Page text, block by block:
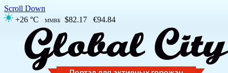
Scroll Down
+26 °C
ММВБ $82.17 €94.84